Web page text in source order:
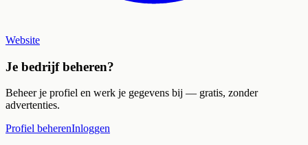
Website
Je bedrijf beheren?
Beheer je profiel en werk je gegevens bij — gratis, zonder
advertenties.
Profiel beherenInloggen